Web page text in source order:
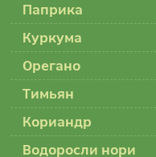
Паприка
Куркума
Орегано
Тимьян
Кориандр
Водоросли нори